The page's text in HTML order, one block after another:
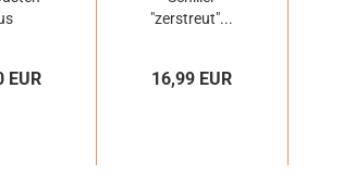
EUR
"zerstreut"...
16,99 EUR